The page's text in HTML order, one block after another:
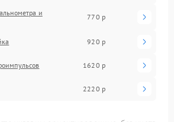
и
770 р
920 р
1620 р
2220 р